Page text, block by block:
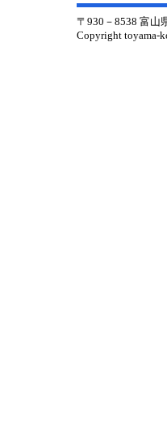
〒930－8538 富山
Copyright toyama-